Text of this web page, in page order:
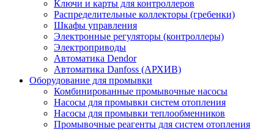
Ключи и карты для контроллеров
Распределительные коллекторы (гребенки)
Шкафы управления
Электронные регуляторы (контроллеры)
Электроприводы
Автоматика Dendor
Автоматика Danfoss (АРХИВ)
Оборудование для промывки
Комбинированные промывочные насосы
Насосы для промывки систем отопления
Насосы для промывки теплообменников
Промывочные реагенты для систем отопления